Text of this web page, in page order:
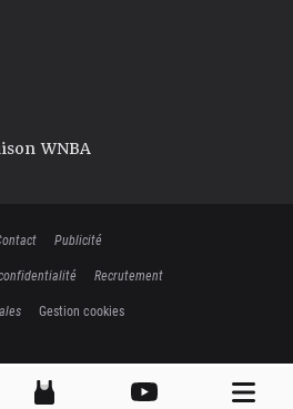
WNBA
Publicité
Recrutement
Gestion cookies